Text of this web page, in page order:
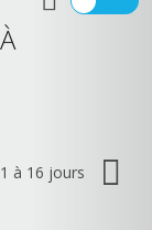
à 16 jours